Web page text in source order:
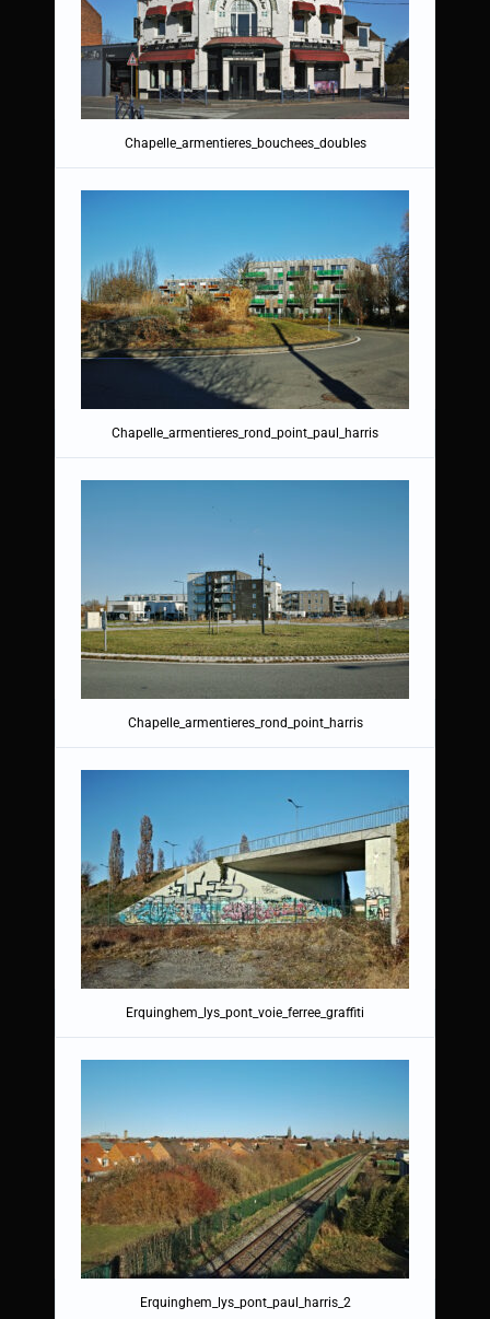
Chapelle_armentieres_bouchees_doubles
Chapelle_armentieres_rond_point_paul_harris
Chapelle_armentieres_rond_point_harris
Erquinghem_lys_pont_voie_ferree_graffiti
Erquinghem_lys_pont_paul_harris_2